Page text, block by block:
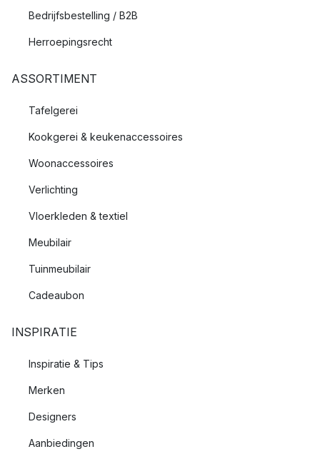
Bedrijfsbestelling / B2B
Herroepingsrecht
ASSORTIMENT
Tafelgerei
Kookgerei & keukenaccessoires
Woonaccessoires
Verlichting
Vloerkleden & textiel
Meubilair
Tuinmeubilair
Cadeaubon
INSPIRATIE
Inspiratie & Tips
Merken
Designers
Aanbiedingen